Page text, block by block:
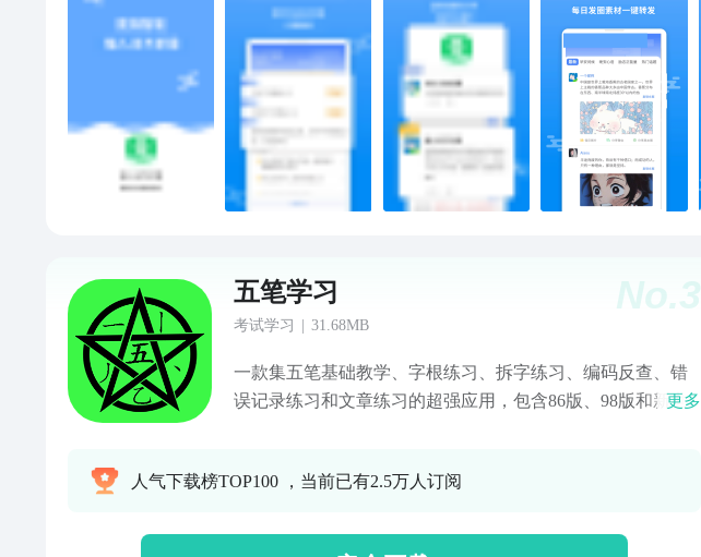
本时，再也不必担心文字被压缩成一行；当您在评论区想要
发表真挚的评论时，再也不必担心内容被折叠。让我们助您
在社交媒体上更好地展示自己，抓住更多商机！
No.3
五笔学习
考试学习 31.68MB
一款集五笔基础教学、字根练习、拆字练习、编码反查、错
误记录练习和文章练习的超强应用，包含86版、98版和新世
级、三级简码和词组文章练习，并且有提示功能，定能让你
更多
人气下载榜TOP100 ，当前已有2.5万人订阅